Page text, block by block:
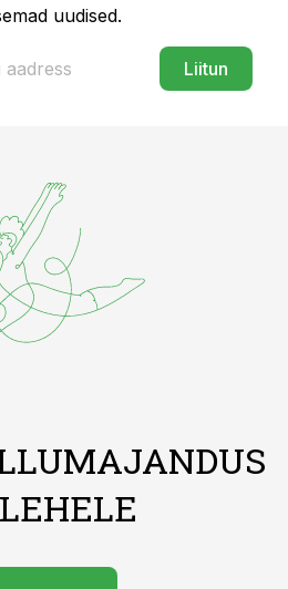
uudised.
Liitun